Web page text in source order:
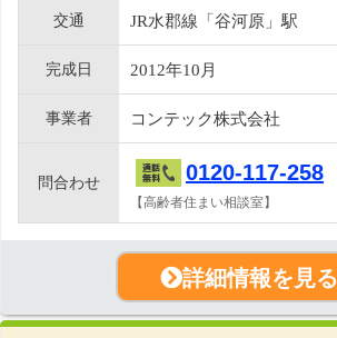
交通 JR水郡線「谷河原」駅
完成日 2012年10月
事業者 コンテック株式会社
問合わせ 0120-117-258
【高齢者住まい相談室】
詳細情報を見る